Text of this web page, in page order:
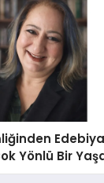
Yönlü Bir
Yaman